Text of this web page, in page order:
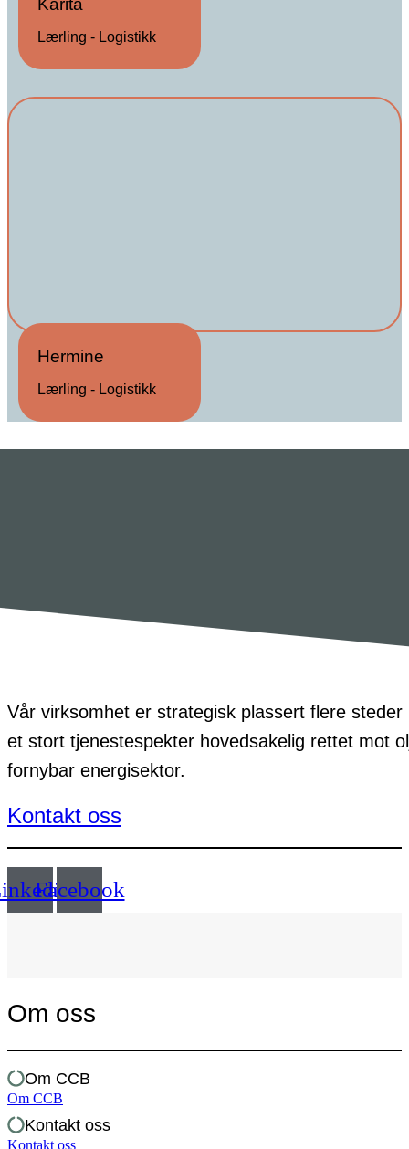
Karita
Lærling - Logistikk
Hermine
Lærling - Logistikk
Vår virksomhet er strategisk plassert flere
et stort tjenestespekter hovedsakelig rettet mot
fornybar energisektor.
Kontakt oss
Facebook
Om oss
Om CCB
Om CCB
Kontakt oss
Kontakt oss